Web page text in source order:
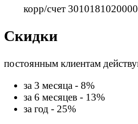
корр/счет
Скидки
постоянным клиентам
за 3 месяца - 8%
за 6 месяцев - 13%
за год - 25%